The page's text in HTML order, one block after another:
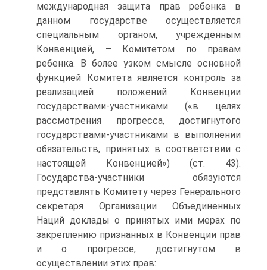
международная защита прав ребенка в
данном государстве осуществляется
специальным органом, учрежденным
Конвенцией, – Комитетом по правам
ребенка. В более узком смысле основной
функцией Комитета является контроль за
реализацией положений Конвенции
государствами-участниками («в целях
рассмотрения прогресса, достигнутого
государствами-участниками в выполнении
обязательств, принятых в соответствии с
настоящей Конвенцией») (ст. 43).
Государства-участники обязуются
представлять Комитету через Генерального
секретаря Организации Объединенных
Наций доклады о принятых ими мерах по
закреплению признанных в Конвенции прав
и о прогрессе, достигнутом в
осуществлении этих прав: